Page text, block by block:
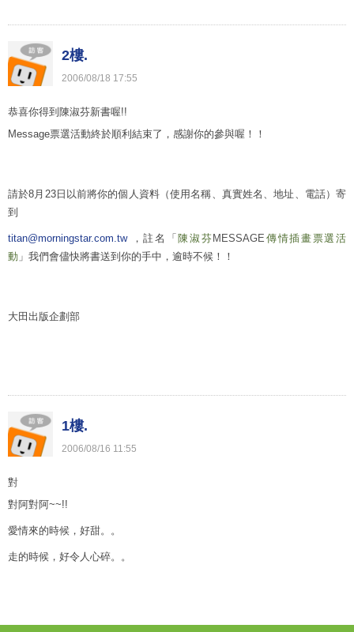
2樓.
2006/08/18 17:55
恭喜你得到陳淑芬新書喔!!
Message票選活動終於順利結束了，感謝你的參與喔！！
請於8月23日以前將你的個人資料（使用名稱、真實姓名、地址、電話）寄
到
titan@morningstar.com.tw，註名「 陳淑芬 MESSAGE 傳情插畫票選活
動 」我們會儘快將書送到你的手中，逾時不候！！
大田出版企劃部
1樓.
2006/08/16 11:55
對
對阿對阿~~!!
愛情來的時候，好甜。。
走的時候，好令人心碎。。